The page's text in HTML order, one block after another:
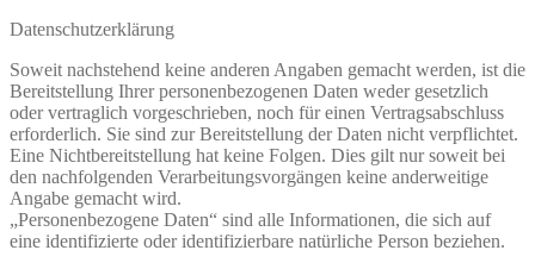
Datenschutzerklärung
Soweit nachstehend keine anderen Angaben gemacht werden, ist die
Bereitstellung Ihrer personenbezogenen Daten weder gesetzlich
oder vertraglich vorgeschrieben, noch für einen Vertragsabschluss
erforderlich. Sie sind zur Bereitstellung der Daten nicht verpflichtet.
Eine Nichtbereitstellung hat keine Folgen. Dies gilt nur soweit bei
den nachfolgenden Verarbeitungsvorgängen keine anderweitige
Angabe gemacht wird.
„Personenbezogene Daten“ sind alle Informationen, die sich auf
eine identifizierte oder identifizierbare natürliche Person beziehen.